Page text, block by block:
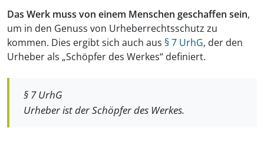
Das Werk muss von einem Menschen geschaffen sein,
um in den Genuss von Urheberrechtsschutz zu
kommen. Dies ergibt sich auch aus § 7 UrhG, der den
Urheber als „Schöpfer des Werkes“ definiert.
§ 7 UrhG
Urheber ist der Schöpfer des Werkes.